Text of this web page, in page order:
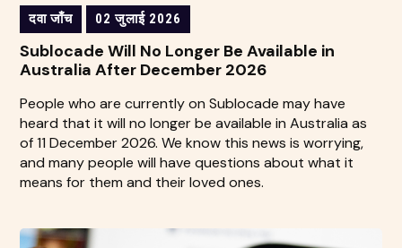
दवा जाँच 02 जुलाई 2026
Sublocade Will No Longer Be Available in
Australia After December 2026
People who are currently on Sublocade may have
heard that it will no longer be available in Australia as
of 11 December 2026. We know this news is worrying,
and many people will have questions about what it
means for them and their loved ones.